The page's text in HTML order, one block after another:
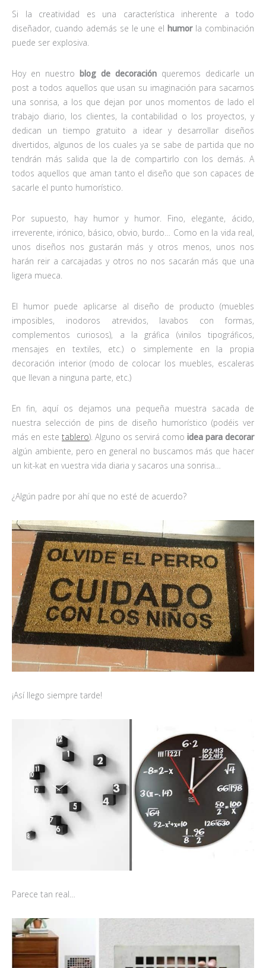
Si la creatividad es una característica inherente a todo
diseñador, cuando además se le une elhumorla combinación
puede ser explosiva.
Hoy en nuestro blog de decoración queremos dedicarle un
post a todos aquellos que usan su imaginación para sacarnos
una sonrisa, a los que dejan por unos momentos de lado el
trabajo diario, los clientes, la contabilidad o los proyectos, y
dedican un tiempo gratuito a idear y desarrollar diseños
divertidos, algunos de los cuales ya se sabe de partida que no
tendrán más salida que la de compartirlo con los demás. A
todos aquellos que aman tanto el diseño que son capaces de
sacarle el punto humorístico.
Por supuesto, hay humor y humor. Fino, elegante, ácido,
irreverente, irónico, básico, obvio, burdo… Como en la vida real,
unos diseños nos gustarán más y otros menos, unos nos
harán reir a carcajadas y otros no nos sacarán más que una
ligera mueca.
El humor puede aplicarse al diseño de producto (muebles
imposibles, inodoros atrevidos, lavabos con formas,
complementos curiosos), a la gráfica (vinilos tipográficos,
mensajes en textiles, etc.) o simplemente en la propia
decoración interior (modo de colocar los muebles, escaleras
que llevan a ninguna parte, etc.)
En fin, aquí os dejamos una pequeña muestra sacada de
nuestra selección de pins de diseño humorístico (podéis ver
más en este tablero). Alguno os servirá como idea para decorar
algún ambiente, pero en general no buscamos más que hacer
un kit-kat en vuestra vida diaria y sacaros una sonrisa…
¿Algún padre por ahí que no esté de acuerdo?
¡Así llego siempre tarde!
Parece tan real…